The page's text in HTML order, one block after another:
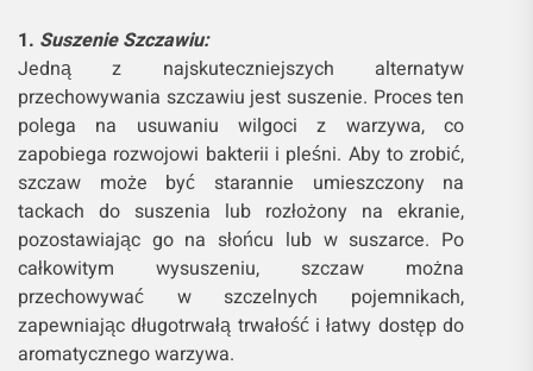
1. Suszenie Szczawiu:
Jedną z najskuteczniejszych alternatyw
przechowywania szczawiu jest suszenie. Proces ten
polega na usuwaniu wilgoci z warzywa, co
zapobiega rozwojowi bakterii i pleśni. Aby to zrobić,
szczaw może być starannie umieszczony na
tackach do suszenia lub rozłożony na ekranie,
pozostawiając go na słońcu lub w suszarce. Po
całkowitym wysuszeniu, szczaw można
przechowywać w szczelnych pojemnikach,
zapewniając długotrwałą trwałość i łatwy dostęp do
aromatycznego warzywa.